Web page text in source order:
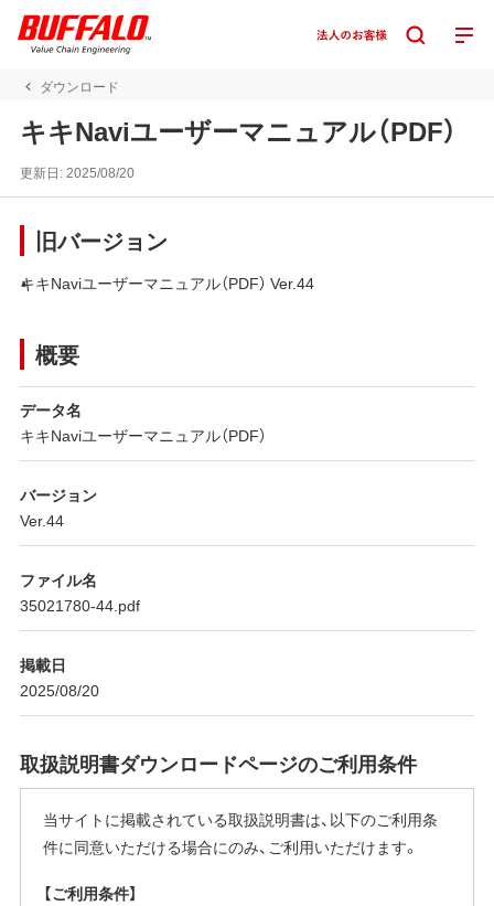
ダウンロード
キキNaviユーザーマニュアル（PDF）
更新日:2025/08/20
旧バージョン
キキNaviユーザーマニュアル（PDF） Ver.44
概要
データ名
キキNaviユーザーマニュアル（PDF）
バージョン
Ver.44
ファイル名
35021780-44.pdf
掲載日
2025/08/20
取扱説明書ダウンロードページのご利用条件
当サイトに掲載されている取扱説明書は、以下のご利用条
件に同意いただける場合にのみ、ご利用いただけます。
【ご利用条件】